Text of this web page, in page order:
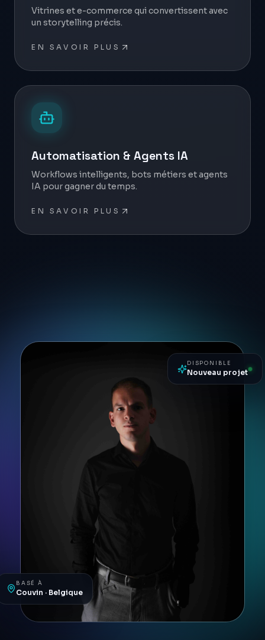
Vitrines et e-commerce qui convertissent avec
un storytelling précis.
EN SAVOIR PLUS
Automatisation & Agents IA
Workflows intelligents, bots métiers et agents
IA pour gagner du temps.
EN SAVOIR PLUS
DISPONIBLE
Nouveau projet
BASÉ À
Couvin · Belgique